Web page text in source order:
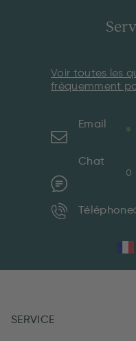
Voir toutes les
fréquemment
Email
Chat
Téléphone
SERVICE